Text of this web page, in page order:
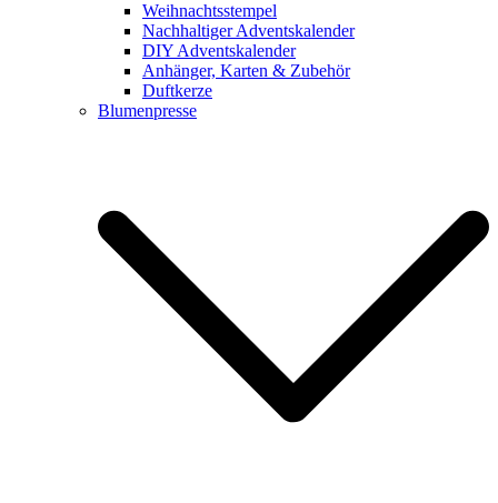
Weihnachtsstempel
Nachhaltiger Adventskalender
DIY Adventskalender
Anhänger, Karten & Zubehör
Duftkerze
Blumenpresse